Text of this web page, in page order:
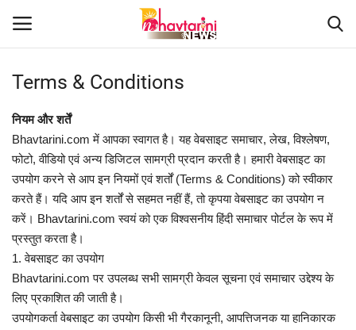
संपर्क करें
Contact
हमारे बारे मेंं
देश
दुनिया
Terms & Conditions
नियम और शर्तें
Bhavtarini.com में आपका स्वागत है। यह वेबसाइट समाचार, लेख, विश्लेषण,
फोटो, वीडियो एवं अन्य डिजिटल सामग्री प्रदान करती है। हमारी वेबसाइट का
उपयोग करने से आप इन नियमों एवं शर्तों (Terms & Conditions) को स्वीकार
करते हैं। यदि आप इन शर्तों से सहमत नहीं हैं, तो कृपया वेबसाइट का उपयोग न
करें। Bhavtarini.com स्वयं को एक विश्वसनीय हिंदी समाचार पोर्टल के रूप में
प्रस्तुत करता है।
1. वेबसाइट का उपयोग
Bhavtarini.com पर उपलब्ध सभी सामग्री केवल सूचना एवं समाचार उद्देश्य के
लिए प्रकाशित की जाती है।
उपयोगकर्ता वेबसाइट का उपयोग किसी भी गैरकानूनी, आपत्तिजनक या हानिकारक